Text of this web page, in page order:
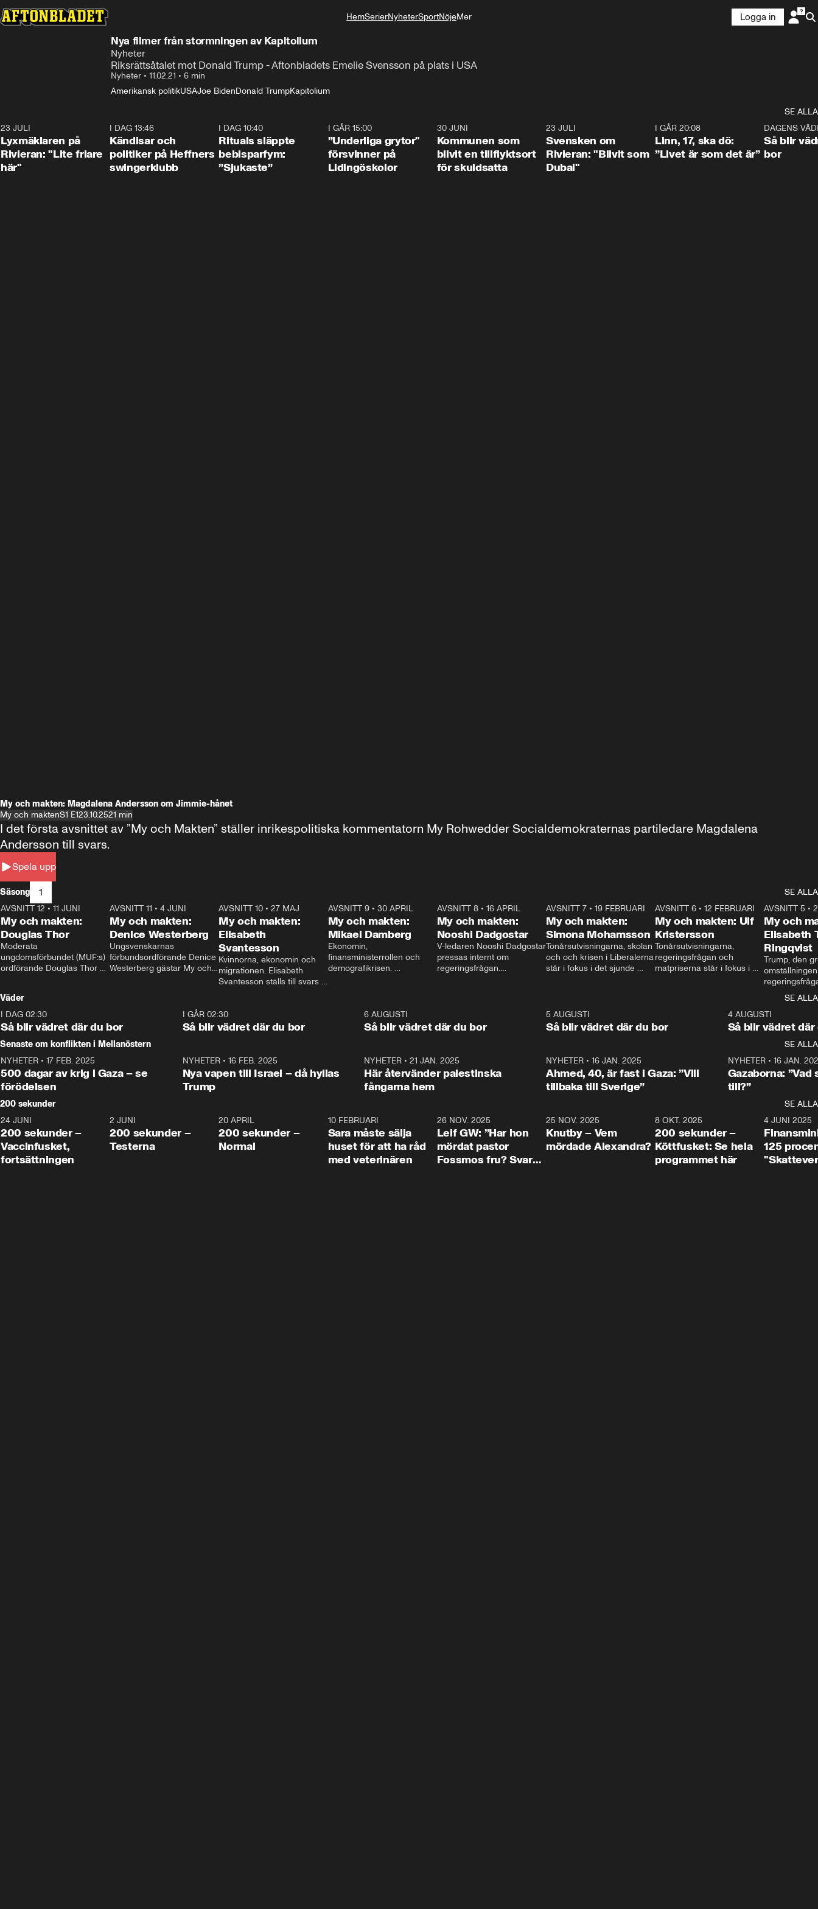
HemSerierNyheterSportNöjeMer
Logga in
Nya filmer från stormningen av Kapitolium
Nyheter
Riksrättsåtalet mot Donald Trump - Aftonbladets Emelie Svensson på plats i USA
Nyheter • 11.02.21 • 6 min
Amerikansk politikUSAJoe BidenDonald TrumpKapitolium
SE ALLA
23 JULI
Lyxmäklaren på
Rivieran: "Lite friare
här"
I DAG 13:46
Kändisar och
politiker på Heffners
swingerklubb
I DAG 10:40
Rituals släppte
bebisparfym:
”Sjukaste”
I GÅR 15:00
”Underliga grytor"
försvinner på
Lidingöskolor
30 JUNI
Kommunen som
blivit en tillflyktsort
för skuldsatta
23 JULI
Svensken om
Rivieran: "Blivit som
Dubai"
I GÅR 20:08
Linn, 17, ska dö:
”Livet är som det är”
DAGENS
Så blir
bor
My och makten: Magdalena Andersson om Jimmie-hånet
My och maktenS1 E123.10.2521 min
Spela upp
I det första avsnittet av ”My och Makten” ställer inrikespolitiska kommentatorn My Rohwedder Socialdemokraternas partiledare Magdalena
Andersson till svars.
Säsong 1
SE ALLA
26:27
AVSNITT 12 • 11 JUNI
My och makten:
Douglas Thor
Moderata
ungdomsförbundet (MUF:s)
ordförande Douglas Thor
tonårsutvisningarna och hur
Moderaterna ska locka
väljare till valet i höst.
23:40
AVSNITT 11 •4 JUNI
My och makten:
Denice Westerberg
Ungsvenskarnas
förbundsordförande Denice
Westerberg gästar My och
AVSNITT 10 •27 MAJ
My och makten:
Elisabeth
Svantesson
Kvinnorna, ekonomin och
migrationen. Elisabeth
Svantesson ställs till svars
AVSNITT 9• 30 APRIL
My och makten:
Mikael Damberg
Ekonomin,
finansministerrollen och
demografikrisen.
och Makten.
AVSNITT 8• 16 APRIL
My och makten:
Nooshi Dadgostar
V-ledaren Nooshi Dadgostar
pressas internt om
regeringsfrågan.
– Vi ställer upp i val. Ska vi
vara med så sitter vi förstås
24:30
AVSNITT 7• 19 FEBRUARI
My och makten:
Simona Mohamsson
Tonårsutvisningarna, skolan
och och krisen i Liberalerna
står i fokus i det sjunde
kommentator My
Rohwedder ställer
utbildnings- och
Mohamsson till svars.
27:30
AVSNITT 6 •12 FEBRUARI
My och makten: Ulf
Kristersson
Tonårsutvisningarna,
regeringsfrågan och
matpriserna står i fokus i
Rohwedder ställer
statsminister Ulf Kristersson
AVSNITT 5 •
My och
Elisabeth
Ringqvist
Trump, den
centrum i
avsnittet av
Makten”. Se
Aftonbladets
Rohwedder
Thand Ring
Väder
SE ALLA
I DAG 02:30
Så blir vädret där du bor
1:06
I GÅR 02:30
Så blir vädret där du bor
6 AUGUSTI
Så blir vädret där du bor
5 AUGUSTI
Så blir vädret där du bor
4 AUGUSTI
Så blir vädret där
Senaste om konflikten i Mellanöstern
SE ALLA
NYHETER • 17 FEB. 2025
500 dagar av krig i Gaza – se
förödelsen
NYHETER• 16 FEB. 2025
Nya vapen till Israel – då hyllas
Trump
NYHETER •21 JAN. 2025
Här återvänder palestinska
fångarna hem
NYHETER• 16 JAN. 2025
Ahmed, 40, är fast i Gaza: ”Vill
tillbaka till Sverige”
NYHETER• 16 JAN.
Gazaborna:
till?”
200 sekunder
SE ALLA
5:00
24 JUNI
200 sekunder –
Vaccinfusket,
fortsättningen
4:23
2 JUNI
200 sekunder –
Testerna
20 APRIL
200 sekunder –
Normal
10 FEBRUARI
Sara måste sälja
huset för att ha råd
med veterinären
26 NOV. 2025
Leif GW: ”Har hon
mördat pastor
Fossmos fru? Svar
31:05
25 NOV. 2025
Knutby – Vem
mördade Alexandra?
4:29
8 OKT. 2025
200 sekunder –
Köttfusket: Se hela
programmet här
4 JUNI 2025
125